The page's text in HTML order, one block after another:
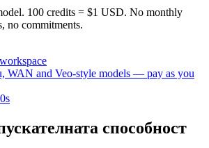
100 credits = $1 USD. No monthly
no commitments.
WAN and Veo-style models — pay as you
s
способност